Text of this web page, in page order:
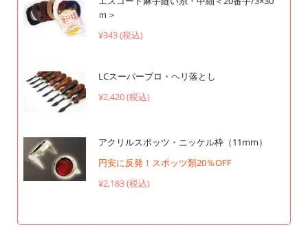
ｍ＞
¥343 (税込)
LCスーパープロ・ヘリ落とし
¥2,420 (税込)
アクリルスポッツ・ニッケル枠（11mm）
円安に反発！スポッツ類20％OFF
¥2,183 (税込)